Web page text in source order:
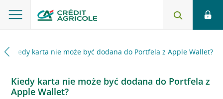
Kiedy karta nie może być dodana do Portfela z Apple Wallet?
Kiedy karta nie może być dodana do Portfela z
Apple Wallet?